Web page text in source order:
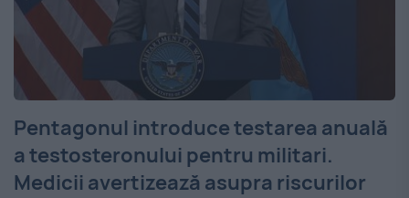
Pentagonul introduce testarea anuală
a testosteronului pentru militari.
Medicii avertizează asupra riscurilor